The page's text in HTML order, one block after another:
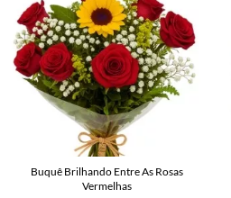
Buquê Brilhando Entre As Rosas
Vermelhas